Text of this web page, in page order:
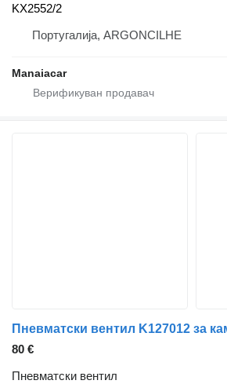
KX2552/2
Португалија, ARGONCILHE
Manaiacar
80 €
Пневматски вентил